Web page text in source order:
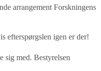
arrangement Forskningens
efterspørgslen igen er der!
sig med. Bestyrelsen